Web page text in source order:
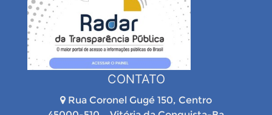
CONTATO
Rua Coronel Gugé 150, Centro